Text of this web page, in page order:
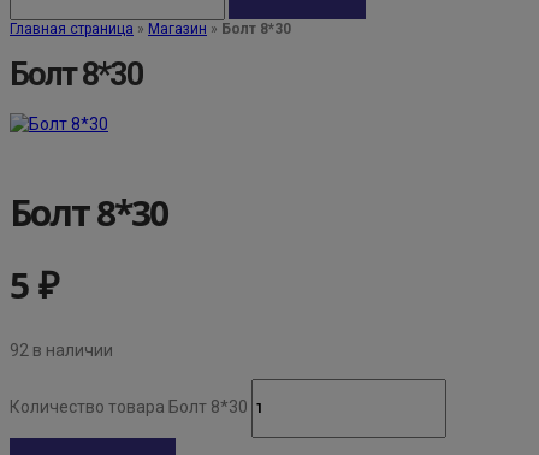
Главная страница » Магазин » Болт 8*30
Болт 8*30
Болт 8*30
5₽
92 в наличии
Количество товара Болт 8*30